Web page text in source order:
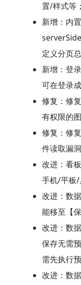
置/样式等；
新增：内
定义分页
新增：登
可在登录
修复：修
有权限的
修复：修
件读取漏洞
改进：看
手机/平板/
改进：数
能移至【
改进：数
保存无需
需先执行
改进：数